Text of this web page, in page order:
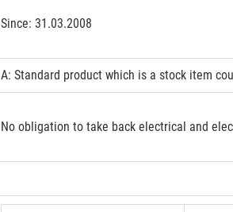
Since: 31.03.2008
A: Standard product which is a stock item
No obligation to take back electrical and